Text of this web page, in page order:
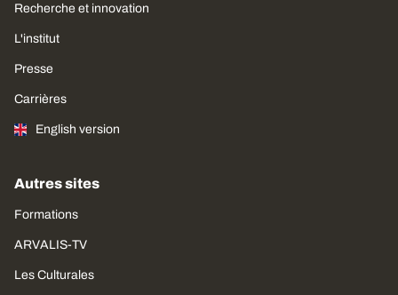
Recherche et innovation
L'institut
Presse
Carrières
English version
Autres sites
Formations
ARVALIS-TV
Les Culturales